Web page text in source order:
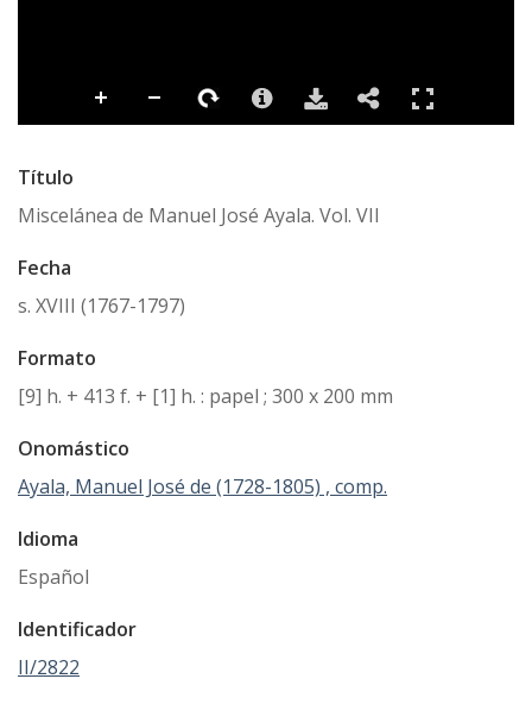
Título
Miscelánea de Manuel José Ayala. Vol. VII
Fecha
s. XVIII (1767-1797)
Formato
[9] h. + 413 f. + [1] h. : papel ; 300 x 200 mm
Onomástico
Ayala, Manuel José de (1728-1805) , comp.
Idioma
Español
Identificador
II/2822